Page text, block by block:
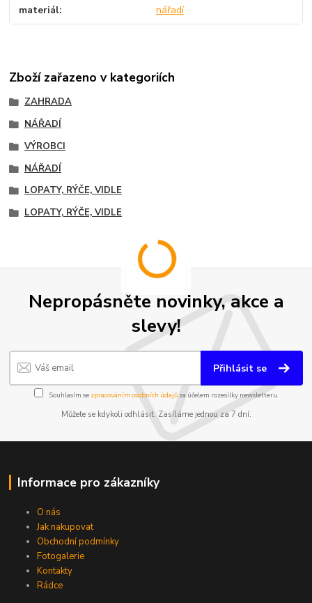
materiál nářadí
Zboží zařazeno v kategoriích
ZAHRADA
NÁŘADÍ
VÝROBCI
NÁŘADÍ
LOPATY, RÝČE, VIDLE
LOPATY, RÝČE, VIDLE
Nepropásněte novinky, akce a
slevy!
Přihlásit se
Souhlasím se zpracováním osobních údajůza účelem rozesílky newsletteru.
Můžete se kdykoli odhlásit. Zasíláme jednou za 7 dní.
Informace pro zákazníky
O nás
Jak nakupovat
Obchodní podmínky
Fotogalerie
Kontakty
Rádce